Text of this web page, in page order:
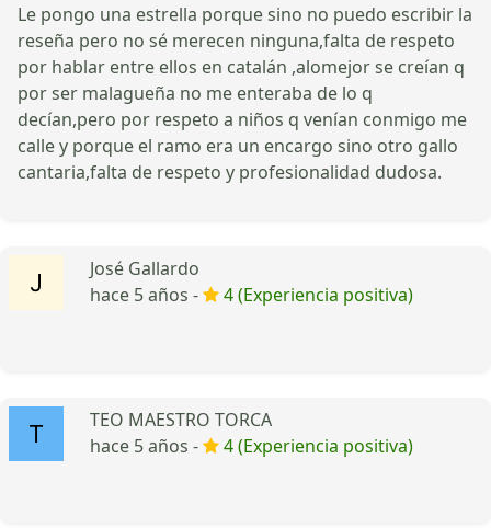
Le pongo una estrella porque sino no puedo escribir la
reseña pero no sé merecen ninguna,falta de respeto
por hablar entre ellos en catalán ,alomejor se creían q
por ser malagueña no me enteraba de lo q
decían,pero por respeto a niños q venían conmigo me
calle y porque el ramo era un encargo sino otro gallo
cantaria,falta de respeto y profesionalidad dudosa.
José Gallardo
hace 5 años -
4 (Experiencia positiva)
TEO MAESTRO TORCA
hace 5 años -
4 (Experiencia positiva)